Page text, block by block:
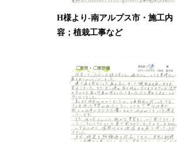
H様より-南アルプス市・施工内
容；植栽工事など